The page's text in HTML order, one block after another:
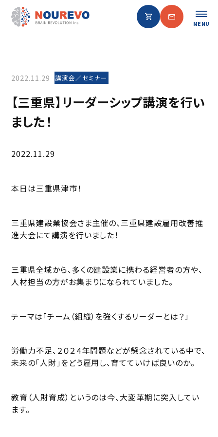
MENU
2022.11.29 講演会／セミナー
【三重県】リーダーシップ講演を行い
ました！
2022.11.29
本日は三重県津市！
三重県建設業協会さま主催の、三重県建設雇用改善推
進大会にて講演を行いました！
三重県全域から、多くの建設業に携わる経営者の方や、
人材担当の方がお集まりになられていました。
テーマは「チーム（組織）を強くするリーダーとは？」
労働力不足、２０２４年問題などが懸念されている中で、
未来の「人財」をどう雇用し、育てていけば良いのか。
教育（人財育成）というのは今、大変革期に突入してい
ます。